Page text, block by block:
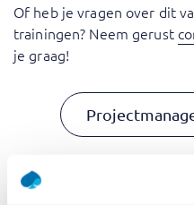
Of heb je vragen over dit
trainingen? Neem gerust
je graag!